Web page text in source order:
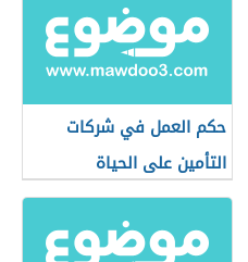
حكم العمل في شركات
التأمين على الحياة